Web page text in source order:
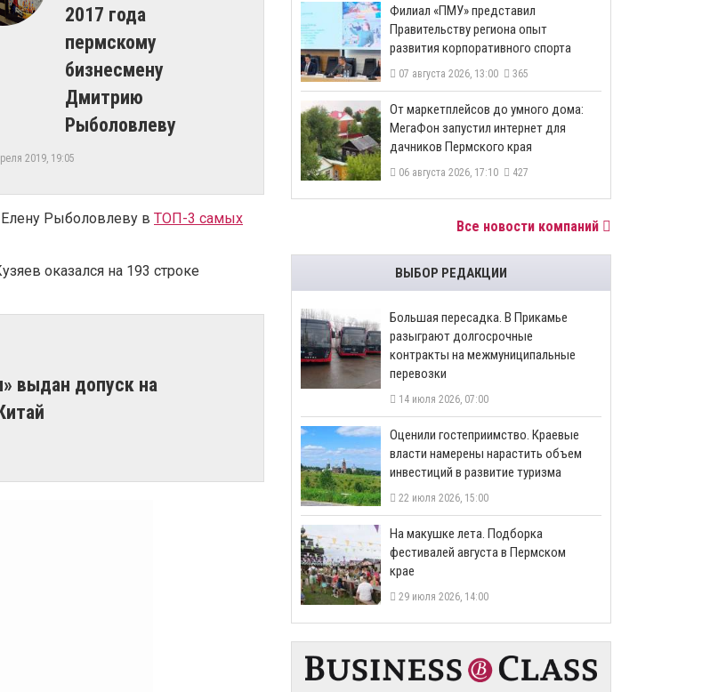
2017 года
пермскому
бизнесмену
Дмитрию
Рыболовлеву
2019, 19:05
Рыболовлеву в ТОП-3 самых
оказался на 193 строке
выдан допуск на
​Филиал «ПМУ» представил
Правительству региона опыт
развития корпоративного спорта
07 августа 2026, 13:00 365
От маркетплейсов до умного дома:
МегаФон запустил интернет для
дачников Пермского края
06 августа 2026, 17:10 427
Все новости компаний
ВЫБОР РЕДАКЦИИ
Большая пересадка. В Прикамье
разыграют долгосрочные
контракты на межмуниципальные
перевозки
14 июля 2026, 07:00
Оценили гостеприимство. Краевые
власти намерены нарастить объем
инвестиций в развитие туризма
22 июля 2026, 15:00
На макушке лета. Подборка
фестивалей августа в Пермском
крае
29 июля 2026, 14:00